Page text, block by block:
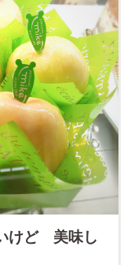
けど 美味し